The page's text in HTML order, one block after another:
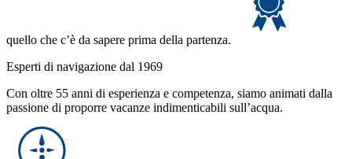
quello che c’è da sapere prima della partenza.
Esperti di navigazione dal 1969
Con oltre 55 anni di esperienza e competenza, siamo animati dalla
passione di proporre vacanze indimenticabili sull’acqua.